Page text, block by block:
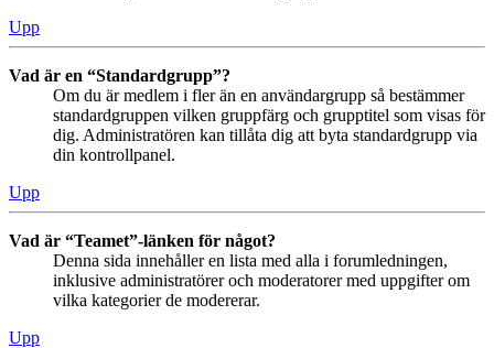
Upp
Vad är en “Standardgrupp”?
Om du är medlem i fler än en användargrupp så bestämmer
standardgruppen vilken gruppfärg och grupptitel som visas för
dig. Administratören kan tillåta dig att byta standardgrupp via
din kontrollpanel.
Upp
Vad är “Teamet”-länken för något?
Denna sida innehåller en lista med alla i forumledningen,
inklusive administratörer och moderatorer med uppgifter om
vilka kategorier de modererar.
Upp